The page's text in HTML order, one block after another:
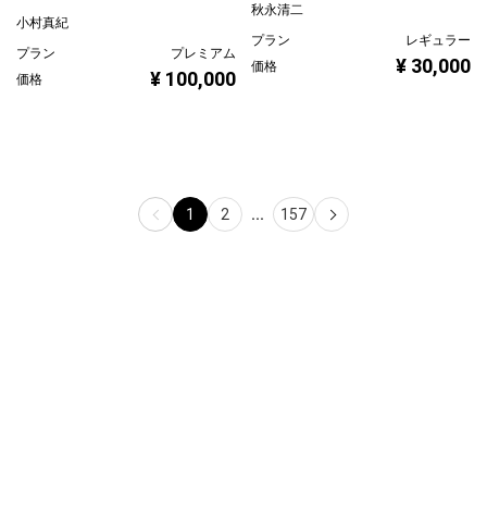
小村真紀
プラン
プレミアム
価格
¥ 100,000
秋永清二
プラン
レギュラー
価格
¥ 30,000
1 2 ... 157